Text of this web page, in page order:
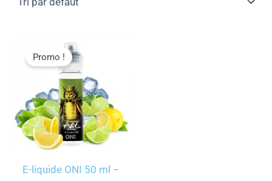
Promo !
E-liquide ONI 50 ml –